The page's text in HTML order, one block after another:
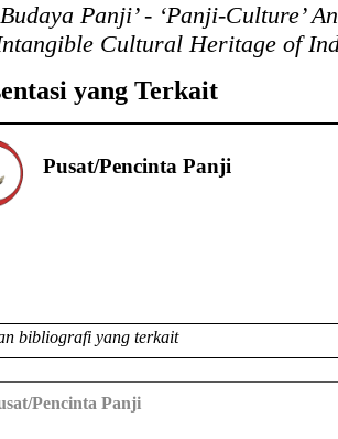
Panji’ - ‘Panji-Culture’ An
Cultural Heritage of
yang Terkait
Pusat/Pencinta Panji
bibliografi yang terkait
Pencinta Panji